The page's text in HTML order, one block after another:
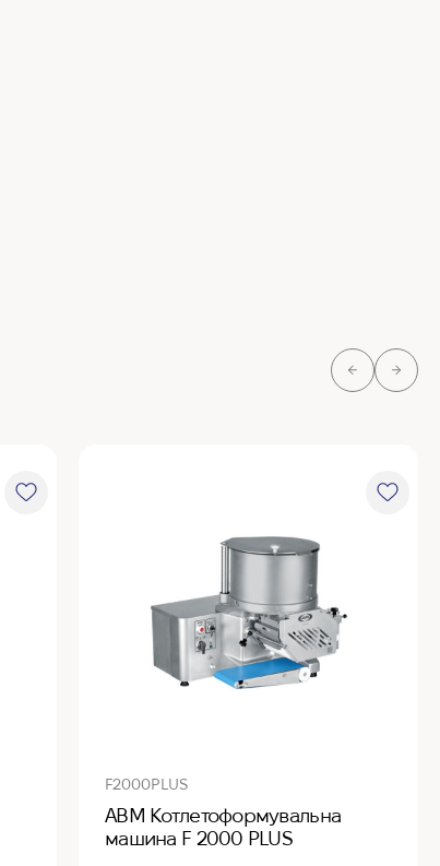
F2000PLUS
ABM Котлетоформувальна
машина F 2000 PLUS